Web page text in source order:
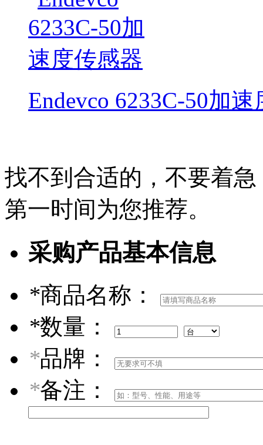
Endevco 6233C-50加
找不到合适的，不要着
第一时间为您推荐。
采购产品基本信息
*商品名称：
*数量：
*品牌：
*备注：